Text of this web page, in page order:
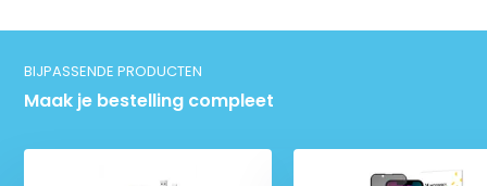
BIJPASSENDE PRODUCTEN
Maak je bestelling compleet